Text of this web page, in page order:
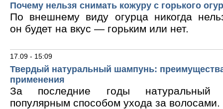
Почему нельзя снимать кожуру с горького
По внешнему виду огурца никогда
он будет на вкус — горьким или нет.
17.09 - 15:09
Твердый натуральный шампунь:
применения
За последние годы натуральный
популярным способом ухода за волосами.